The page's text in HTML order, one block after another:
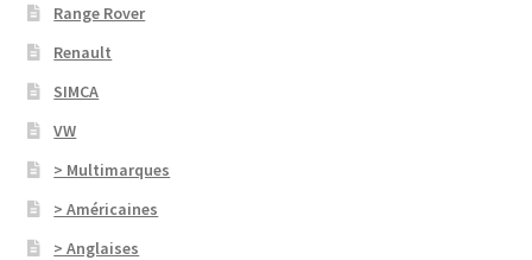
Range Rover
Renault
SIMCA
VW
> Multimarques
> Américaines
> Anglaises